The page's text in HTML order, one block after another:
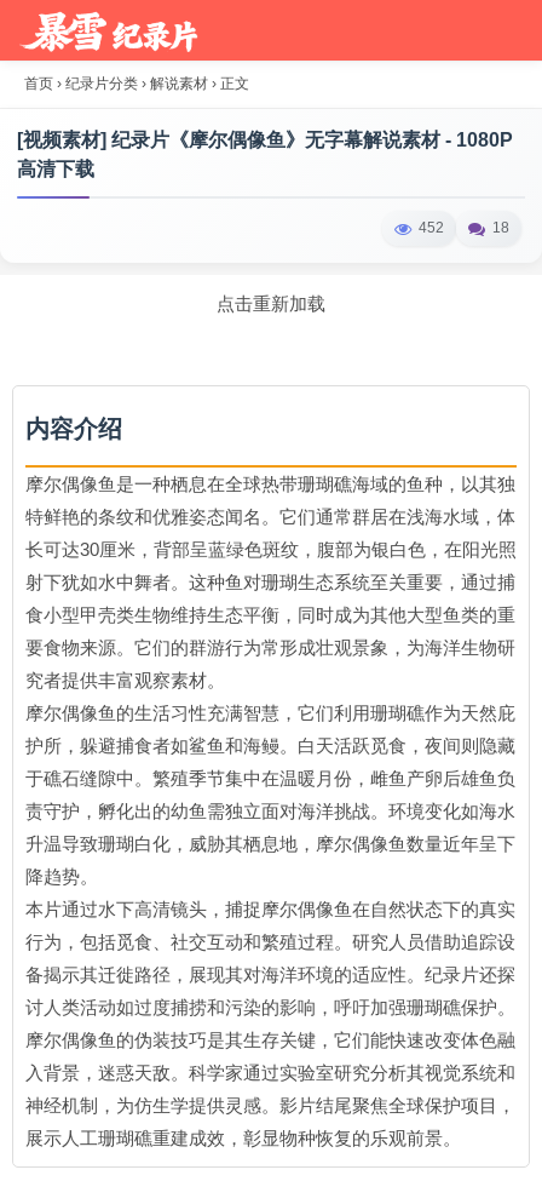
首页 › 纪录片分类 › 解说素材 › 正文
[视频素材] 纪录片《摩尔偶像鱼》无字幕解说素材 - 1080P
高清下载
452 18
点击重新加载
内容介绍
摩尔偶像鱼是一种栖息在全球热带珊瑚礁海域的鱼种，以其独
特鲜艳的条纹和优雅姿态闻名。它们通常群居在浅海水域，体
长可达30厘米，背部呈蓝绿色斑纹，腹部为银白色，在阳光照
射下犹如水中舞者。这种鱼对珊瑚生态系统至关重要，通过捕
食小型甲壳类生物维持生态平衡，同时成为其他大型鱼类的重
要食物来源。它们的群游行为常形成壮观景象，为海洋生物研
究者提供丰富观察素材。
摩尔偶像鱼的生活习性充满智慧，它们利用珊瑚礁作为天然庇
护所，躲避捕食者如鲨鱼和海鳗。白天活跃觅食，夜间则隐藏
于礁石缝隙中。繁殖季节集中在温暖月份，雌鱼产卵后雄鱼负
责守护，孵化出的幼鱼需独立面对海洋挑战。环境变化如海水
升温导致珊瑚白化，威胁其栖息地，摩尔偶像鱼数量近年呈下
降趋势。
本片通过水下高清镜头，捕捉摩尔偶像鱼在自然状态下的真实
行为，包括觅食、社交互动和繁殖过程。研究人员借助追踪设
备揭示其迁徙路径，展现其对海洋环境的适应性。纪录片还探
讨人类活动如过度捕捞和污染的影响，呼吁加强珊瑚礁保护。
摩尔偶像鱼的伪装技巧是其生存关键，它们能快速改变体色融
入背景，迷惑天敌。科学家通过实验室研究分析其视觉系统和
神经机制，为仿生学提供灵感。影片结尾聚焦全球保护项目，
展示人工珊瑚礁重建成效，彰显物种恢复的乐观前景。